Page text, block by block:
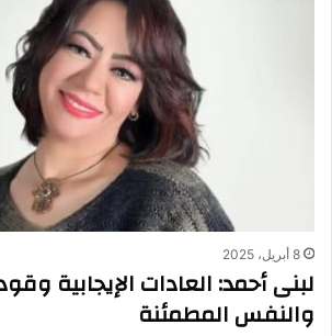
8 أبريل، 2025
لبنى أحمد: العادات الإيجابية
والنفس المطمئنة